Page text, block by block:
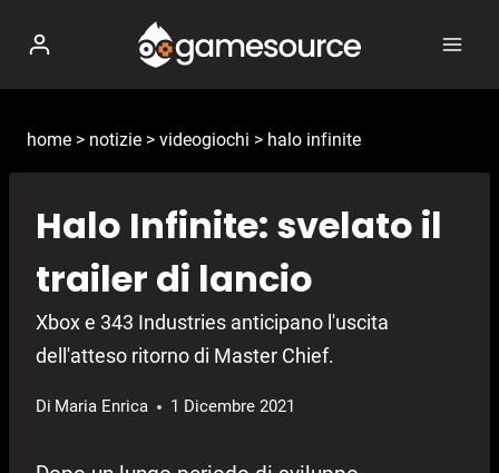
contenuto
home > notizie > videogiochi > halo infinite
Halo Infinite: svelato il
trailer di lancio
Xbox e 343 Industries anticipano l'uscita
dell'atteso ritorno di Master Chief.
Di Maria Enrica 1 Dicembre 2021